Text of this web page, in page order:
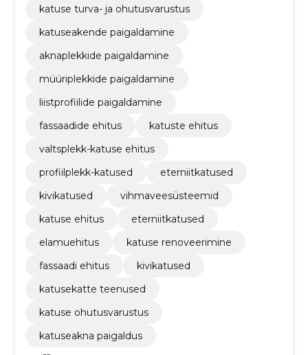
katuse turva- ja ohutusvarustus
katuseakende paigaldamine
aknaplekkide paigaldamine
müüriplekkide paigaldamine
liistprofiilide paigaldamine
fassaadide ehitus
katuste ehitus
valtsplekk-katuse ehitus
profiilplekk-katused
eterniitkatused
kivikatused
vihmaveesüsteemid
katuse ehitus
eterniitkatused
elamuehitus
katuse renoveerimine
fassaadi ehitus
kivikatused
katusekatte teenused
katuse ohutusvarustus
katuseakna paigaldus